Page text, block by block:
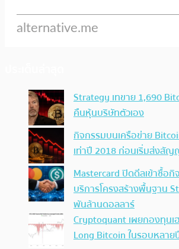
Strategy เทขาย 1,690
คืนหุ้นบริษัทตัวเอง
กิจกรรมบนเครือข่าย
เท่าปี 2018 ก่อนเริ่มส่งสั
Mastercard ปิดดีลเข้าซื้อกิ
บริการโครงสร้างพื้นฐาน
พันล้านดอลลาร์
Cryptoquant เผยกองทุน
Long Bitcoin ในรอบหลาย